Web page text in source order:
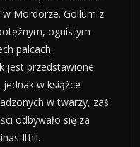
Mordorze. Gollum z
ognistym
palcach.
jest przedstawione
w książce
w twarzy, zaś
odbywało się za
Ithil.